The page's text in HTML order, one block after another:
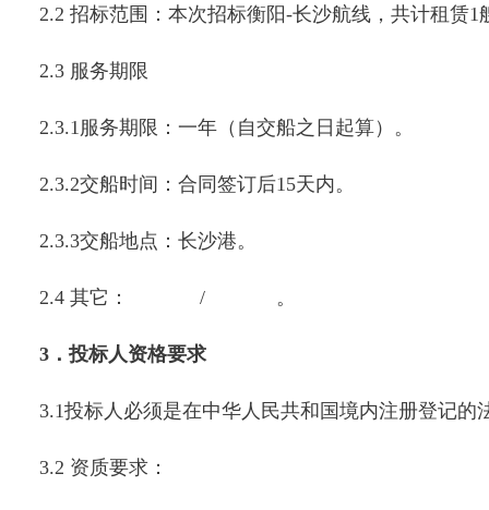
2.2 招标范围：本次招标衡阳-长沙航线，共计租赁
2.3 服务期限
2.3.1服务期限：一年（自交船之日起算）。
2.3.2交船时间：合同签订后15天内。
2.3.3交船地点：长沙港。
2.4 其它： / 。
3．投标人资格要求
3.1投标人必须是在中华人民共和国境内注册登记
3.2 资质要求：